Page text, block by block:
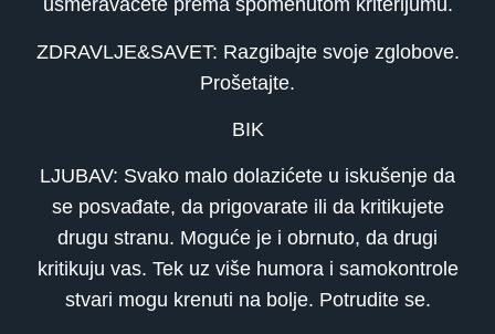
usmeravaćete prema spomenutom kriterijumu.
ZDRAVLJE&SAVET: Razgibajte svoje zglobove.
Prošetajte.
BIK
LJUBAV: Svako malo dolazićete u iskušenje da
se posvađate, da prigovarate ili da kritikujete
drugu stranu. Moguće je i obrnuto, da drugi
kritikuju vas. Tek uz više humora i samokontrole
stvari mogu krenuti na bolje. Potrudite se.